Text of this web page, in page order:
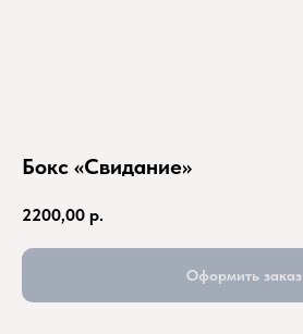
Бокс «Свидание»
2200,00 р.
Оформить заказ